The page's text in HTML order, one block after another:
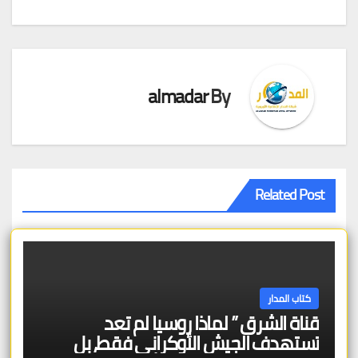
المقالات
By
almadar
Related Post
كتاب المدار
قناة الشرق ” لماذا روسيا لم تعد
تستهدف الجيش الأوكراني فقط، بل